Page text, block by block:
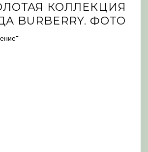
КОЛЛЕКЦИЯ
BURBERRY. ФОТО
'